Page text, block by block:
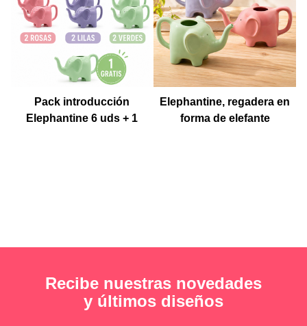
Pack introducción
Elephantine 6 uds + 1
Elephantine, regadera en
forma de elefante
Recibe nuestras novedades
y últimos diseños